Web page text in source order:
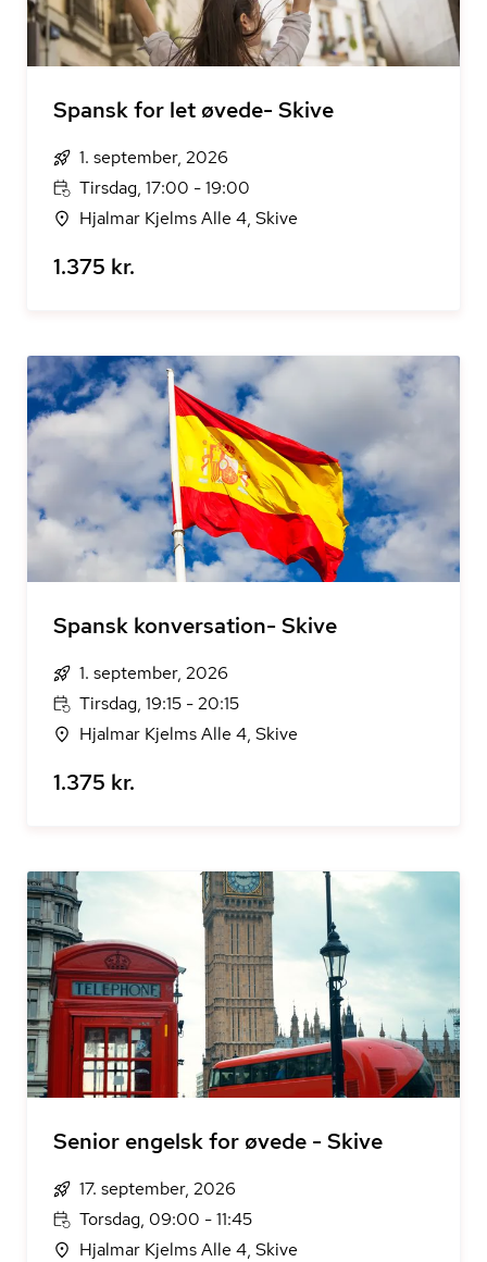
Spansk for let øvede- Skive
1. september, 2026
Tirsdag, 17:00 - 19:00
Hjalmar Kjelms Alle 4, Skive
1.375 kr.
Spansk konversation- Skive
1. september, 2026
Tirsdag, 19:15 - 20:15
Hjalmar Kjelms Alle 4, Skive
1.375 kr.
Senior engelsk for øvede - Skive
17. september, 2026
Torsdag, 09:00 - 11:45
Hjalmar Kjelms Alle 4, Skive